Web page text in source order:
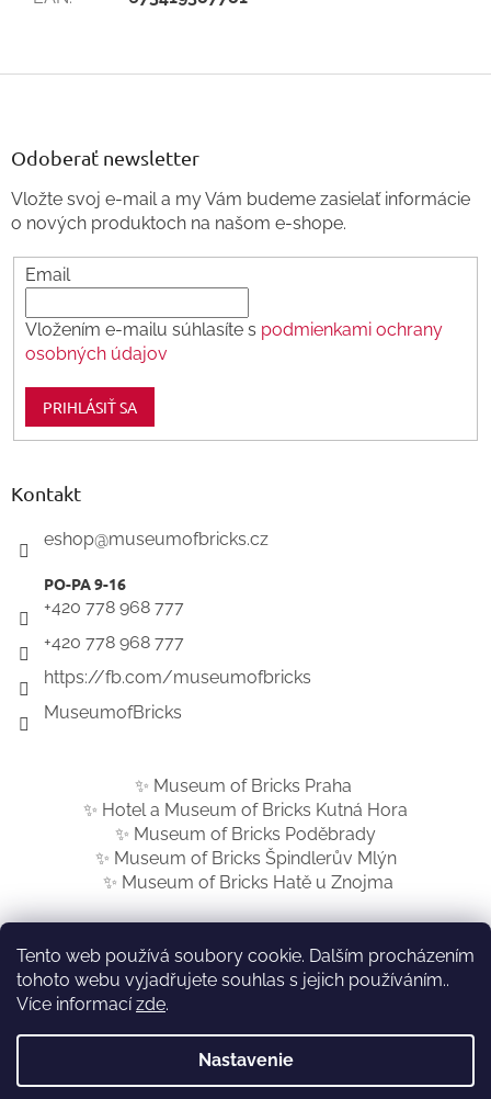
Tento web používá soubory cookie. Dalším procházením
tohoto webu vyjadřujete souhlas s jejich používáním..
Více informacízde.
Nastavenie
Z
Odoberať newsletter
Vložte svoj e-mail a my Vám budeme zasielať informácie
o nových produktoch na našom e-shope.
Email
Vložením e-mailu súhlasíte s podmienkami ochrany
osobných údajov
PRIHLÁSIŤ SA
Kontakt
eshop@museumofbricks.cz
+420 778 968 777
+420 778 968 777
https://fb.com/museumofbricks
MuseumofBricks
✨ Museum of Bricks Praha
✨ Hotel a Museum of Bricks Kutná Hora
✨ Museum of Bricks Poděbrady
✨ Museum of Bricks Špindlerův Mlýn
✨ Museum of Bricks Hatě u Znojma
Vytvoril Shoptet
Museum of Bricks SK
vyhradené.Upraviť nastavenie cookies